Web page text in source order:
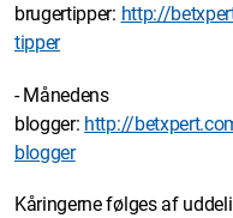
brugertipper: http://
tipper
- Månedens
blogger: http://
blogger
Kåringerne følges af